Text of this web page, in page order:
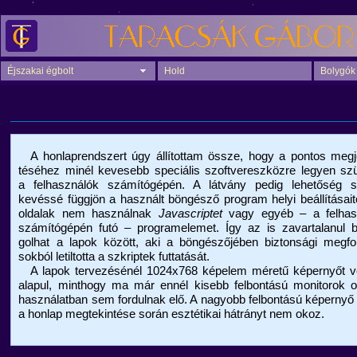
Éjszakai égbolt Hold Bolygók
A honlaprendszert úgy állítottam össze, hogy a pontos
téséhez minél kevesebb speciális szoftvereszközre legyen
a felhasználók számítógépén. A látvány pedig lehetőség
kevéssé függjön a használt böngésző program helyi
oldalak nem használnak Javascriptetvagy egyéb – a
számítógépén futó – programelemet. Így az is zavartalanul
golhat a lapok között, aki a böngészőjében biztonsági
sokból letiltotta a szkriptek futtatását.
A lapok tervezésénél 1024x768 képelem méretű képernyőt
alapul, minthogy ma már ennél kisebb felbontású monitorok
használatban sem fordulnak elő. A nagyobb felbontású képernyő
a honlap megtekintése során esztétikai hátrányt nem okoz.